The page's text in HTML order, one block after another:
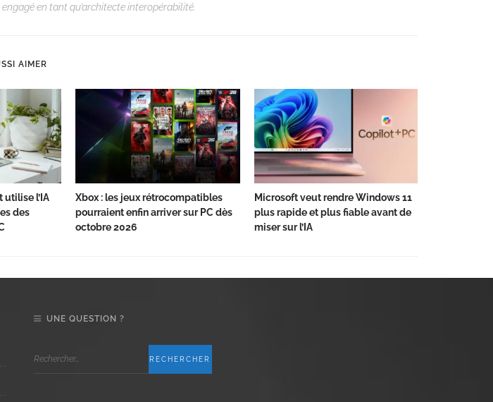
engagé en tant qu’architecte interopérabilité.
AIMER
utilise l’IA
des
Xbox : les jeux rétrocompatibles
pourraient enfin arriver sur PC dès
octobre 2026
Microsoft veut rendre Windows 11
plus rapide et plus fiable avant de
miser sur l’IA
UNE QUESTION ?